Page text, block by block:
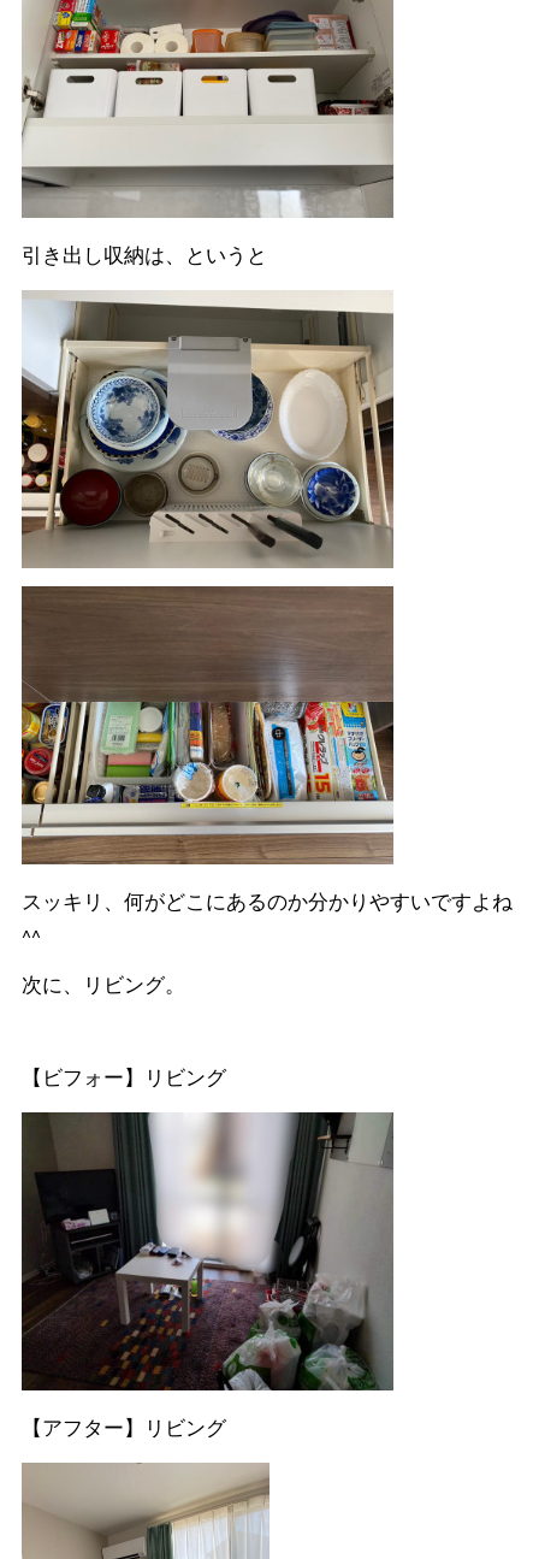
引き出し収納は、というと
スッキリ、何がどこにあるのか分かりやすいですよね
^^
次に、リビング。
【ビフォー】リビング
【アフター】リビング